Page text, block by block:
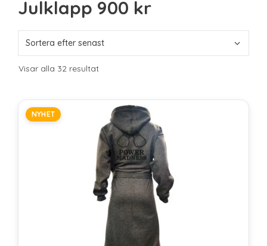
Sista minuten
Upplevelse
Julklapp 900 kr
Visar alla 32 resultatSortera
NYHET